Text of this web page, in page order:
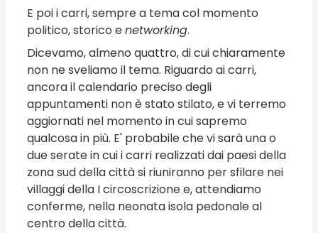
E poi i carri, sempre a tema col momento
politico, storico enetworking.
Dicevamo, almeno quattro, di cui chiaramente
non ne sveliamo il tema. Riguardo ai carri,
ancora il calendario preciso degli
appuntamenti non è stato stilato, e vi terremo
aggiornati nel momento in cui sapremo
qualcosa in più. E' probabile che vi sarà una o
due serate in cui i carri realizzati dai paesi della
zona sud della città si riuniranno per sfilare nei
villaggi della I circoscrizione e, attendiamo
conferme, nella neonata isola pedonale al
centro della città.